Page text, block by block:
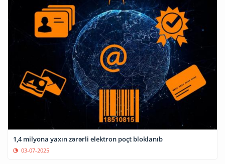
1,4 milyona yaxın zərərli elektron poçt bloklanıb
03-07-2025